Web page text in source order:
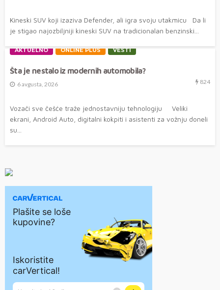
Kineski SUV koji izaziva Defender, ali igra svoju utakmicu Da li
je stigao najozbiljniji kineski SUV na tradicionalan benzinski...
AKTUELNO ONLINE PLUS VESTI
Šta je nestalo iz modernih automobila?
6 avgusta, 2026 824
Vozači sve češće traže jednostavniju tehnologiju Veliki
ekrani, Android Auto, digitalni kokpiti i asistenti za vožnju doneli
su...